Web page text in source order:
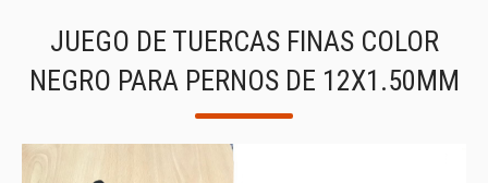
JUEGO DE TUERCAS FINAS COLOR
NEGRO PARA PERNOS DE 12X1.50MM